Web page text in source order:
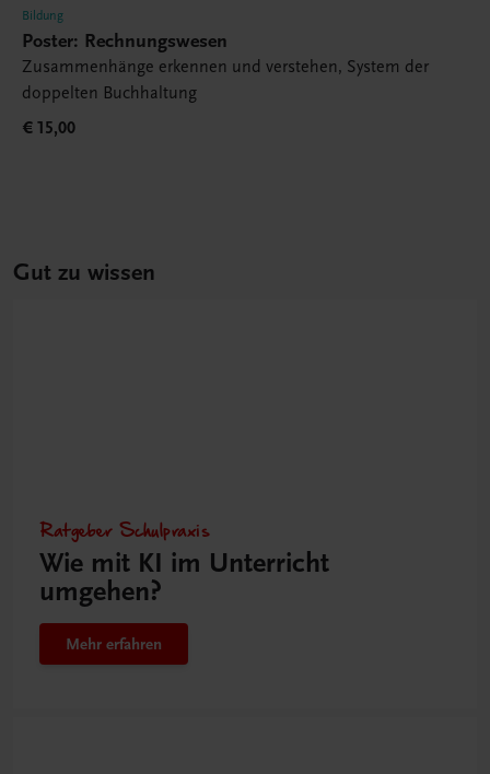
Bildung
Poster: Rechnungswesen
Zusammenhänge erkennen und verstehen, System der
doppelten Buchhaltung
€ 15,00
Gut zu wissen
Ratgeber Schulpraxis
Wie mit KI im Unterricht
umgehen?
Mehr erfahren